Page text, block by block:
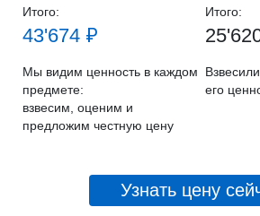
Итого:
Мы видим ценность в каждом
предмете:
взвесим, оценим и
предложим честную цену
43'674 ₽
Итого:
его
Узнать цену